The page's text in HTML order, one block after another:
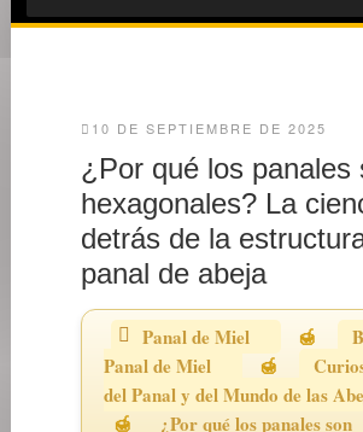
10 DE SEPTIEMBRE DE 2025
¿Por qué los panales
hexagonales? La
detrás de la
panal de abeja
Panal de Miel
Panal de Miel
del Panal y del Mundo de las
¿Por qué los panales son